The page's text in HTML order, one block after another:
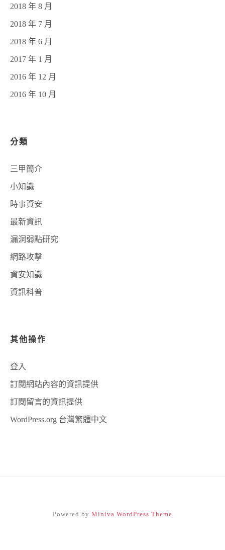
2018 年 8 月
2018 年 7 月
2018 年 6 月
2017 年 1 月
2016 年 12 月
2016 年 10 月
分類
三甲簡介
小知識
時事資安
最新資訊
漏洞弱點研究
網路攻擊
資安知識
資訊科普
其他操作
登入
訂閱網站內容的資訊提供
訂閱留言的資訊提供
WordPress.org 台灣繁體中文
Powered by Miniva WordPress Theme